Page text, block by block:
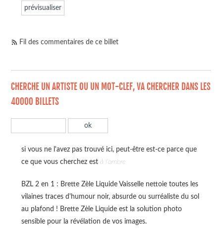
Fil des commentaires de ce billet
CHERCHE UN ARTISTE OU UN MOT-CLEF, VA CHERCHER DANS LES
40000 BILLETS
si vous ne l'avez pas trouvé ici, peut-être est-ce parce que
ce que vous cherchez est à l'ombre
BZL 2 en 1 : Brette Zèle Liquide Vaisselle nettoie toutes les
vilaines traces d'humour noir, absurde ou surréaliste du sol
au plafond ! Brette Zèle Liquide est la solution photo
sensible pour la révélation de vos images.